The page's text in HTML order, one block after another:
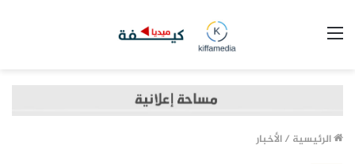
الرئيسية /الأخبار